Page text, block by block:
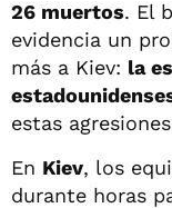
26 muertos. El
evidencia un
más a Kiev: la
estas
En Kiev, los
durante horas